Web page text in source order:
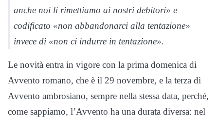
anche noi li rimettiamo ai nostri debitori» e
codificato «non abbandonarci alla tentazione»
invece di «non ci indurre in tentazione».
Le novità entra in vigore con la prima domenica di
Avvento romano, che è il 29 novembre, e la terza di
Avvento ambrosiano, sempre nella stessa data, perché,
come sappiamo, l’Avvento ha una durata diversa: nel